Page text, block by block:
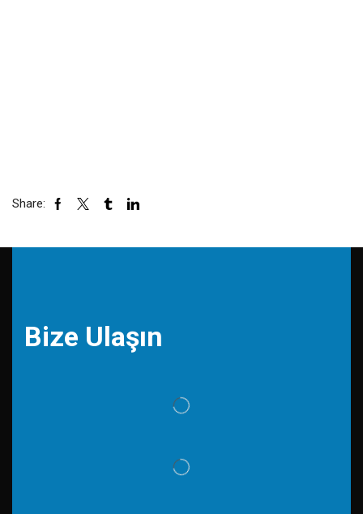
Share:
Bize Ulaşın